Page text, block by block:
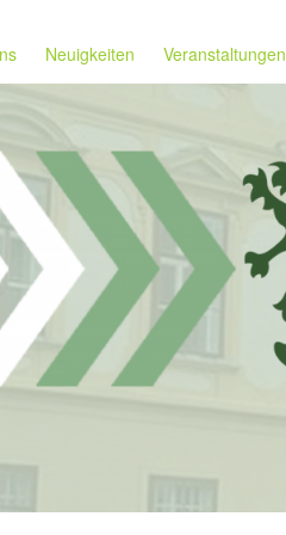
Neuigkeiten Veranstaltungen